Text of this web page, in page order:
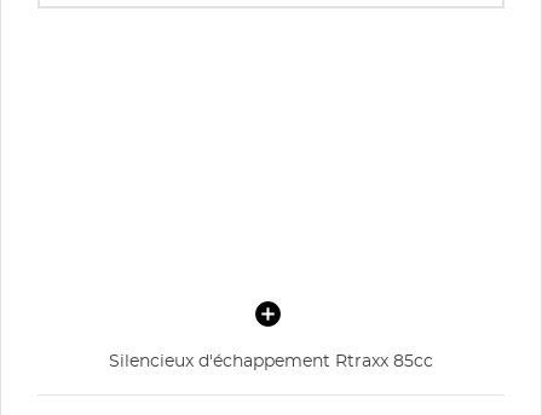
Silencieux d'échappement Rtraxx 85cc